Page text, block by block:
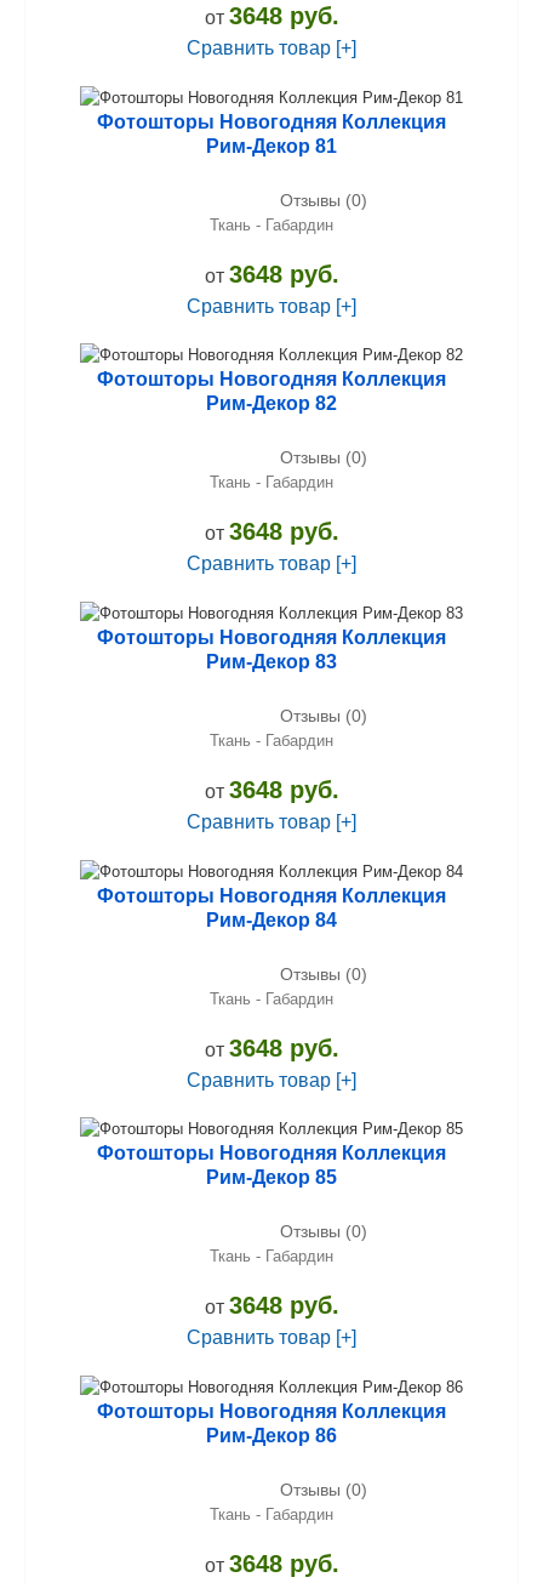
от 3648 руб.
Сравнить товар [+]
Фотошторы Новогодняя Коллекция
Рим-Декор 81
Отзывы (0)
Ткань - Габардин
от 3648 руб.
Сравнить товар [+]
Фотошторы Новогодняя Коллекция
Рим-Декор 82
Отзывы (0)
Ткань - Габардин
от 3648 руб.
Сравнить товар [+]
Фотошторы Новогодняя Коллекция
Рим-Декор 83
Отзывы (0)
Ткань - Габардин
от 3648 руб.
Сравнить товар [+]
Фотошторы Новогодняя Коллекция
Рим-Декор 84
Отзывы (0)
Ткань - Габардин
от 3648 руб.
Сравнить товар [+]
Фотошторы Новогодняя Коллекция
Рим-Декор 85
Отзывы (0)
Ткань - Габардин
от 3648 руб.
Сравнить товар [+]
Фотошторы Новогодняя Коллекция
Рим-Декор 86
Отзывы (0)
Ткань - Габардин
от 3648 руб.